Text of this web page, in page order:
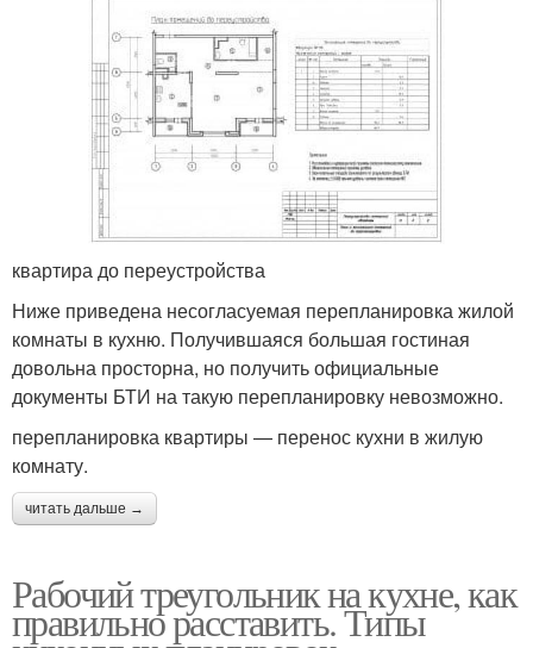
квартира до переустройства
Ниже приведена несогласуемая перепланировка жилой
комнаты в кухню. Получившаяся большая гостиная
довольна просторна, но получить официальные
документы БТИ на такую перепланировку невозможно.
перепланировка квартиры — перенос кухни в жилую
комнату.
читать дальше →
Рабочий треугольник на кухне, как
правильно расставить. Типы